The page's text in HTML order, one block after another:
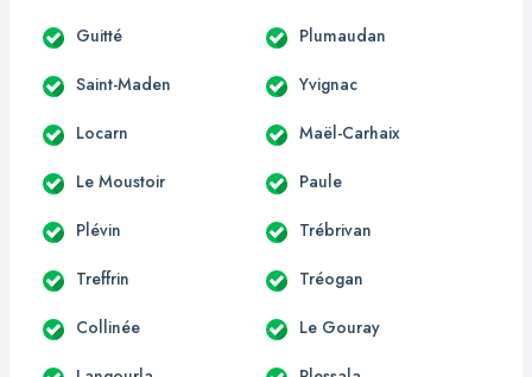
Guitté Plumaudan
Saint-Maden Yvignac
Locarn Maël-Carhaix
Le Moustoir Paule
Plévin Trébrivan
Treffrin Tréogan
Collinée Le Gouray